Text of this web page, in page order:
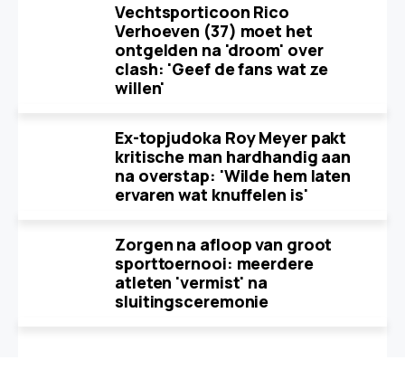
Vechtsporticoon Rico
Verhoeven (37) moet het
ontgelden na 'droom' over
clash: 'Geef de fans wat ze
willen'
Ex-topjudoka Roy Meyer pakt
kritische man hardhandig aan
na overstap: 'Wilde hem laten
ervaren wat knuffelen is'
Zorgen na afloop van groot
sporttoernooi: meerdere
atleten 'vermist' na
sluitingsceremonie